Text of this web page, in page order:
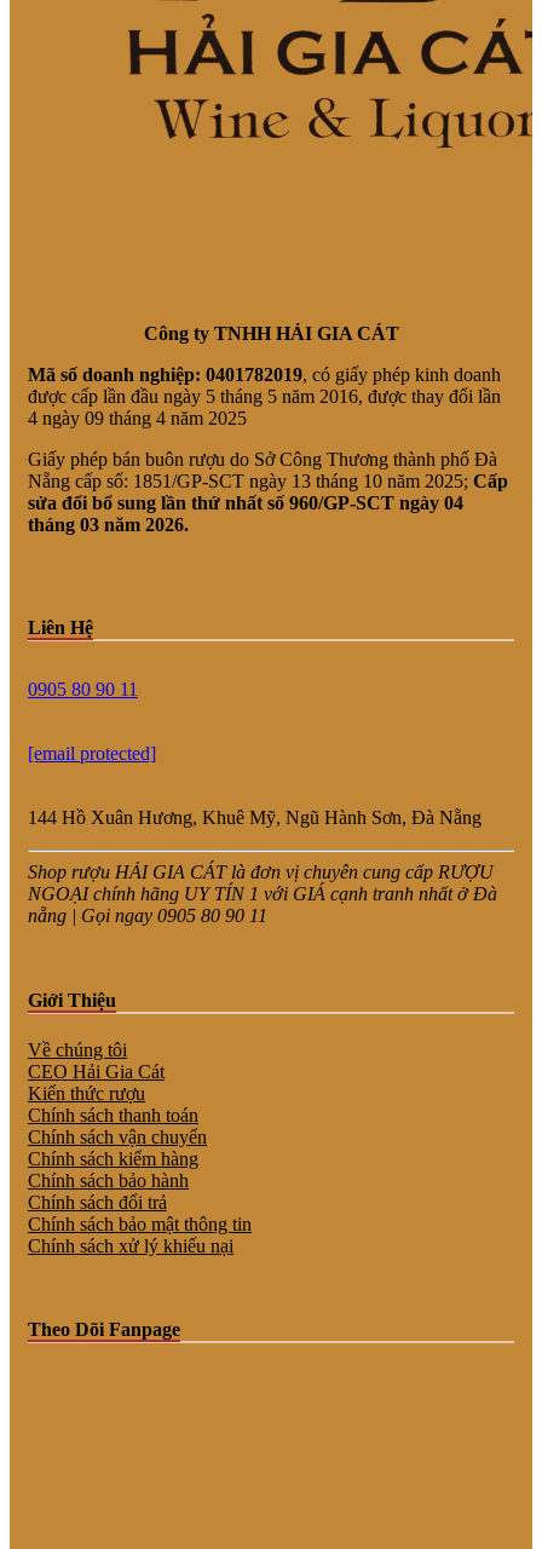
Công ty TNHH HẢI GIA CÁT
Mã số doanh nghiệp: 0401782019, có giấy phép kinh doanh
được cấp lần đầu ngày 5 tháng 5 năm 2016, được thay đổi lần
4 ngày 09 tháng 4 năm 2025
Giấy phép bán buôn rượu do Sở Công Thương thành phố Đà
Nẵng cấp số: 1851/GP-SCT ngày 13 tháng 10 năm 2025; Cấp
sửa đổi bổ sung lần thứ nhất số 960/GP-SCT ngày 04
tháng 03 năm 2026.
Liên Hệ
0905 80 90 11
[email protected]
144 Hồ Xuân Hương, Khuê Mỹ, Ngũ Hành Sơn, Đà Nẵng
Shop rượu HẢI GIA CÁT là đơn vị chuyên cung cấp RƯỢU
NGOẠI chính hãng UY TÍN 1 với GIÁ cạnh tranh nhất ở Đà
nẵng | Gọi ngay 0905 80 90 11
Giới Thiệu
Về chúng tôi
CEO Hải Gia Cát
Kiến thức rượu
Chính sách thanh toán
Chính sách vận chuyển
Chính sách kiểm hàng
Chính sách bảo hành
Chính sách đổi trả
Chính sách bảo mật thông tin
Chính sách xử lý khiếu nại
Theo Dõi Fanpage